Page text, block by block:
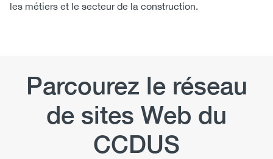
les métiers et le secteur de la construction.
Parcourez le réseau
de sites Web du
CCDUS